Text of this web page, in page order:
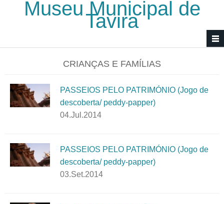
Passar para o conteúdo principal
Museu Municipal de
Tavira
CRIANÇAS E FAMÍLIAS
PASSEIOS PELO PATRIMÓNIO (Jogo de
descoberta/ peddy-papper)
04.Jul.2014
PASSEIOS PELO PATRIMÓNIO (Jogo de
descoberta/ peddy-papper)
03.Set.2014